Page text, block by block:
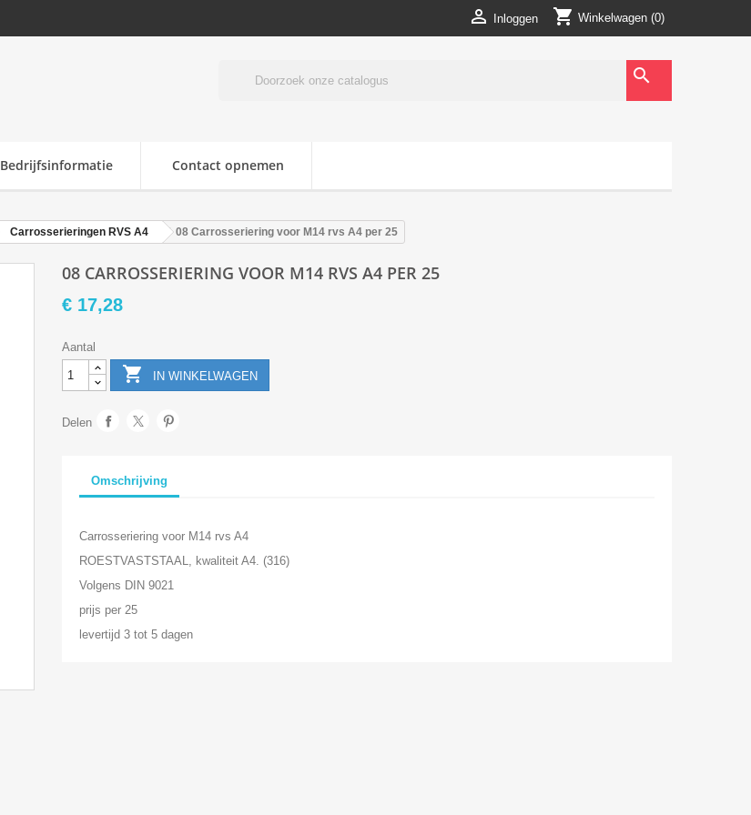
 Inloggen shopping_cart Winkelwagen (0)
search
Bedrijfsinformatie Contact opnemen
Carrosserieringen RVS A4 08 Carrosseriering voor M14 rvs A4 per 25
08 CARROSSERIERING VOOR M14 RVS A4 PER 25
€ 17,28
Aantal
 IN WINKELWAGEN
Delen
Omschrijving
Carrosseriering voor M14 rvs A4
ROESTVASTSTAAL, kwaliteit A4. (316)
Volgens DIN 9021
prijs per 25
levertijd 3 tot 5 dagen